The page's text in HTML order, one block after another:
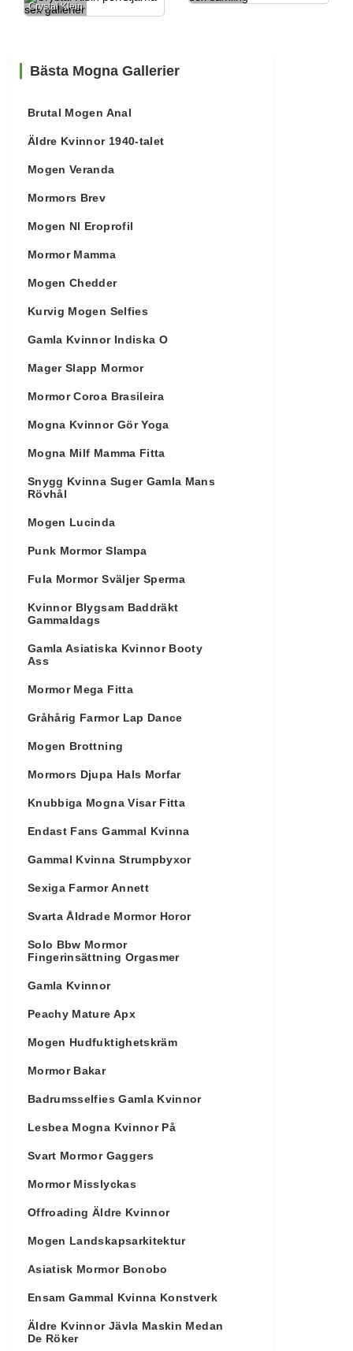
Crystal Klein
Bästa Mogna Gallerier
Brutal Mogen Anal
Äldre Kvinnor 1940-talet
Mogen Veranda
Mormors Brev
Mogen Nl Eroprofil
Mormor Mamma
Mogen Chedder
Kurvig Mogen Selfies
Gamla Kvinnor Indiska O
Mager Slapp Mormor
Mormor Coroa Brasileira
Mogna Kvinnor Gör Yoga
Mogna Milf Mamma Fitta
Snygg Kvinna Suger Gamla Mans
Rövhål
Mogen Lucinda
Punk Mormor Slampa
Fula Mormor Sväljer Sperma
Kvinnor Blygsam Baddräkt
Gammaldags
Gamla Asiatiska Kvinnor Booty
Ass
Mormor Mega Fitta
Gråhårig Farmor Lap Dance
Mogen Brottning
Mormors Djupa Hals Morfar
Knubbiga Mogna Visar Fitta
Endast Fans Gammal Kvinna
Gammal Kvinna Strumpbyxor
Sexiga Farmor Annett
Svarta Åldrade Mormor Horor
Solo Bbw Mormor
Fingerinsättning Orgasmer
Gamla Kvinnor
Peachy Mature Apx
Mogen Hudfuktighetskräm
Mormor Bakar
Badrumsselfies Gamla Kvinnor
Lesbea Mogna Kvinnor På
Svart Mormor Gaggers
Mormor Misslyckas
Offroading Äldre Kvinnor
Mogen Landskapsarkitektur
Asiatisk Mormor Bonobo
Ensam Gammal Kvinna Konstverk
Äldre Kvinnor Jävla Maskin Medan
De Röker